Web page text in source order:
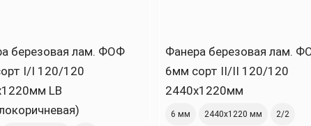
березовая лам. ФОФ
I/I 120/120
LB
Фанера березовая лам.
6мм сорт II/II 120/120
2440х1220мм
6 мм 2440х1220 мм 2/2